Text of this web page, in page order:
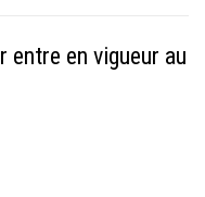
entre en vigueur au